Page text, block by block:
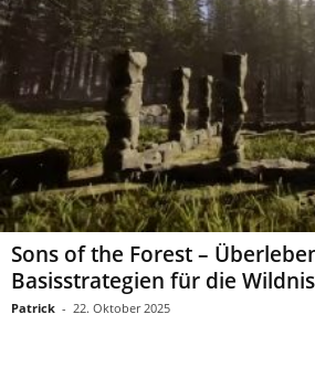
Sons of the Forest –
Basisstrategien für die Wildnis
Patrick - 22. Oktober 2025